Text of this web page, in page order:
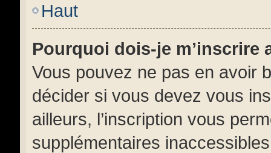
Haut
Pourquoi dois-je m’inscrire
Vous pouvez ne pas en avoir
décider si vous devez vous
ailleurs, l’inscription vous
supplémentaires